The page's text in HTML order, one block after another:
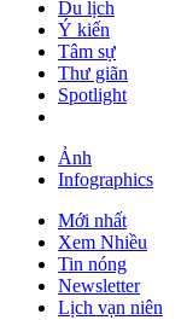
Du lịch
Ý kiến
Tâm sự
Thư giãn
Spotlight
Ảnh
Infographics
Mới nhất
Xem Nhiều
Tin nóng
Newsletter
Lịch vạn niên